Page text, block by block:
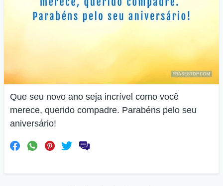
Que seu novo ano seja incrível como você
merece, querido compadre. Parabéns pelo seu
aniversário!